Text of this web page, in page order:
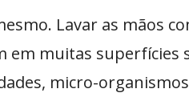
Lavar as mãos
em muitas superfícies
micro-